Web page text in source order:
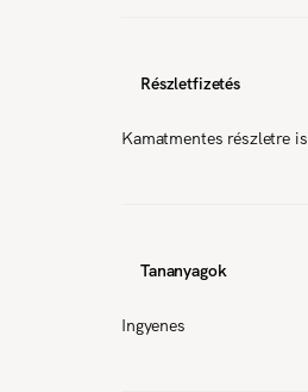
Részletfizetés
Kamatmentes részletre is
Tananyagok
Ingyenes